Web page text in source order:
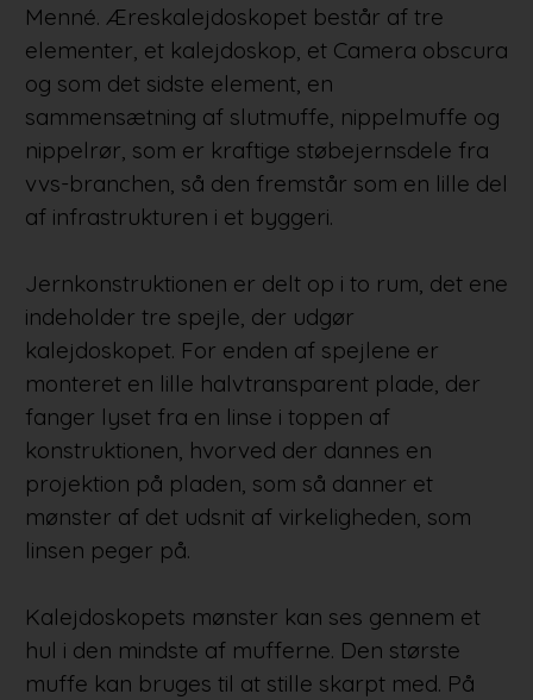
Menné. Æreskalejdoskopet består af tre
elementer, et kalejdoskop, et Camera obscura
og som det sidste element, en
sammensætning af slutmuffe, nippelmuffe og
nippelrør, som er kraftige støbejernsdele fra
vvs-branchen, så den fremstår som en lille del
af infrastrukturen i et byggeri.
Jernkonstruktionen er delt op i to rum, det ene
indeholder tre spejle, der udgør
kalejdoskopet. For enden af spejlene er
monteret en lille halvtransparent plade, der
fanger lyset fra en linse i toppen af
konstruktionen, hvorved der dannes en
projektion på pladen, som så danner et
mønster af det udsnit af virkeligheden, som
linsen peger på.
Kalejdoskopets mønster kan ses gennem et
hul i den mindste af mufferne. Den største
muffe kan bruges til at stille skarpt med. På